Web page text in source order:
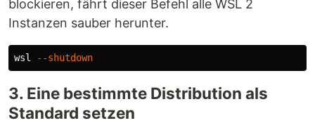
blockieren, fährt dieser Befehl alle WSL 2
Instanzen sauber herunter.
wsl --shutdown
3. Eine bestimmte Distribution als
Standard setzen